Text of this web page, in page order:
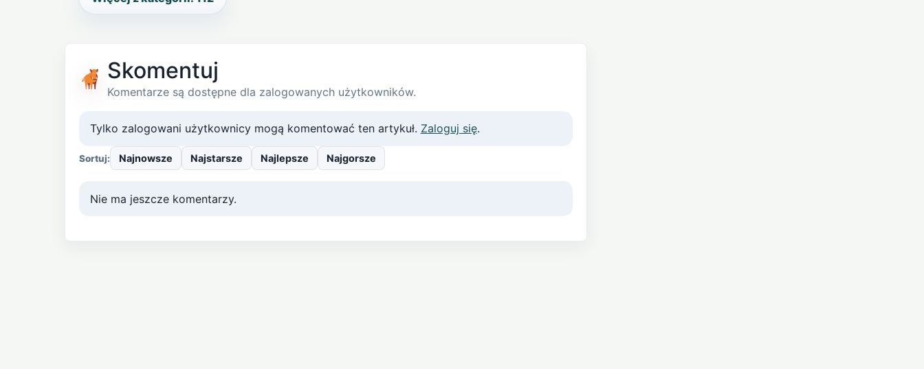
Skomentuj
Komentarze są dostępne dla zalogowanych użytkowników.
Tylko zalogowani użytkownicy mogą komentować ten artykuł. Zaloguj się.
Sortuj: Najnowsze Najstarsze Najlepsze Najgorsze
Nie ma jeszcze komentarzy.